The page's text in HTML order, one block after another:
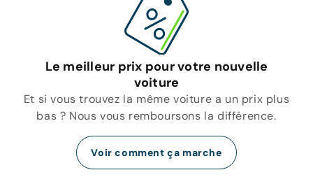
Le meilleur prix pour votre nouvelle
voiture
Et si vous trouvez la même voiture a un prix plus
bas ? Nous vous remboursons la différence.
Voir comment ça marche